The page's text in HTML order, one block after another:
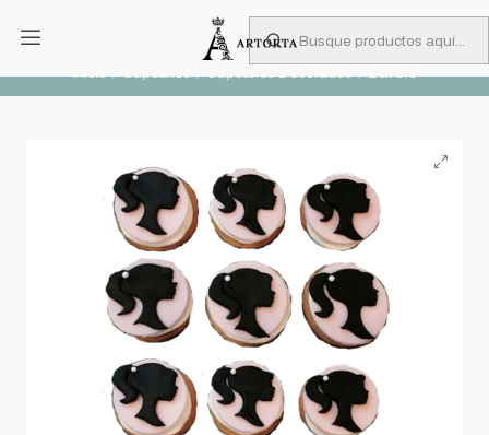
PIDA CON MUCHA ANTICIPACIÓN
Inicio Cupcakes Cupcakes Decorados Barbie